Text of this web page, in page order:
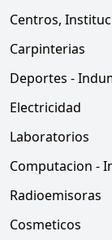
Centros,
Carpinterias
Deportes -
Electricidad
Laboratorios
Computacion -
Radioemisoras
Cosmeticos